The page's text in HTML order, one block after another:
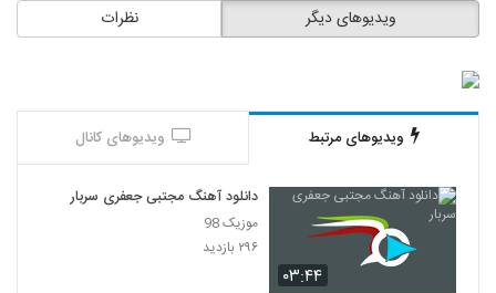
نظرات ویدیوهای دیگر
ویدیوهای مرتبط ویدیوهای کانال
۰۳:۴۴
دانلود آهنگ مجتبی جعفری سربار
موزیک 98
۲۹۶ بازدید